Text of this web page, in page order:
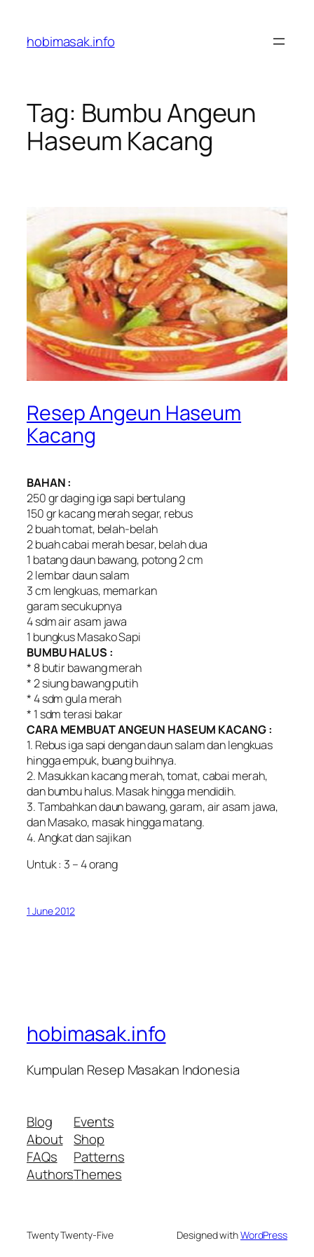
content
hobimasak.info
Tag: Bumbu Angeun
Haseum Kacang
Resep Angeun Haseum
Kacang
BAHAN :
250 gr daging iga sapi bertulang
150 gr kacang merah segar, rebus
2 buah tomat, belah-belah
2 buah cabai merah besar, belah dua
1 batang daun bawang, potong 2 cm
2 lembar daun salam
3 cm lengkuas, memarkan
garam secukupnya
4 sdm air asam jawa
1 bungkus Masako Sapi
BUMBU HALUS :
* 8 butir bawang merah
* 2 siung bawang putih
* 4 sdm gula merah
* 1 sdm terasi bakar
CARA MEMBUAT ANGEUN HASEUM KACANG :
1. Rebus iga sapi dengan daun salam dan lengkuas
hingga empuk, buang buihnya.
2. Masukkan kacang merah, tomat, cabai merah,
dan bumbu halus. Masak hingga mendidih.
3. Tambahkan daun bawang, garam, air asam jawa,
dan Masako, masak hingga matang.
4. Angkat dan sajikan
Untuk : 3 – 4 orang
1 June 2012
hobimasak.info
Kumpulan Resep Masakan Indonesia
Blog
About
FAQs
Authors
Events
Shop
Patterns
Themes
Twenty Twenty-Five Designed withWordPress